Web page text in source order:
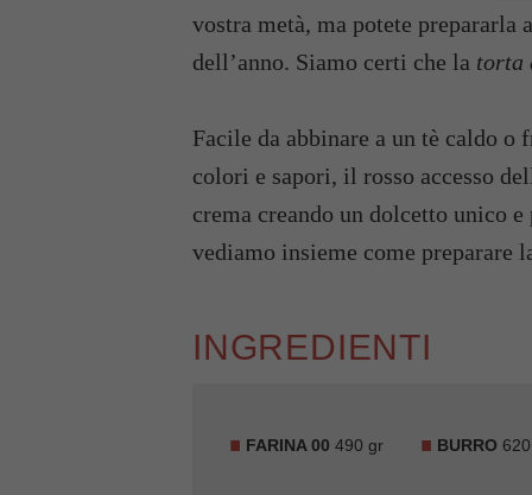
vostra metà, ma potete prepararla
dell’anno. Siamo certi che la torta
Facile da abbinare a un tè caldo o
colori e sapori, il rosso accesso
crema creando un dolcetto unico
vediamo insieme come preparare
INGREDIENTI
FARINA 00 490 gr BURRO